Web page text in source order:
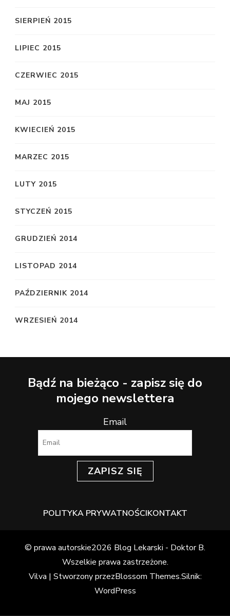
SIERPIEŃ 2015
LIPIEC 2015
CZERWIEC 2015
MAJ 2015
KWIECIEŃ 2015
MARZEC 2015
LUTY 2015
STYCZEŃ 2015
GRUDZIEŃ 2014
LISTOPAD 2014
PAŹDZIERNIK 2014
WRZESIEŃ 2014
Bądź na bieżąco - zapisz się do
mojego newslettera
Email
ZAPISZ SIĘ
POLITYKA PRYWATNOŚCIKONTAKT
© prawa autorskie2026 Blog Lekarski - Doktor B.
Wszelkie prawa zastrzeżone.
Vilva | Stworzony przezBlossom Themes.Silnik:
WordPress